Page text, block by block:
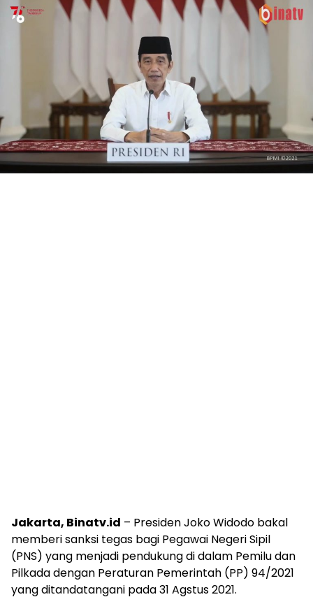
Jakarta, Binatv.id – Presiden Joko Widodo bakal
memberi sanksi tegas bagi Pegawai Negeri Sipil
(PNS) yang menjadi pendukung di dalam Pemilu dan
Pilkada dengan Peraturan Pemerintah (PP) 94/2021
yang ditandatangani pada 31 Agstus 2021.